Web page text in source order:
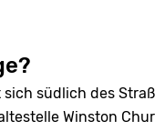
sich südlich des
Winston